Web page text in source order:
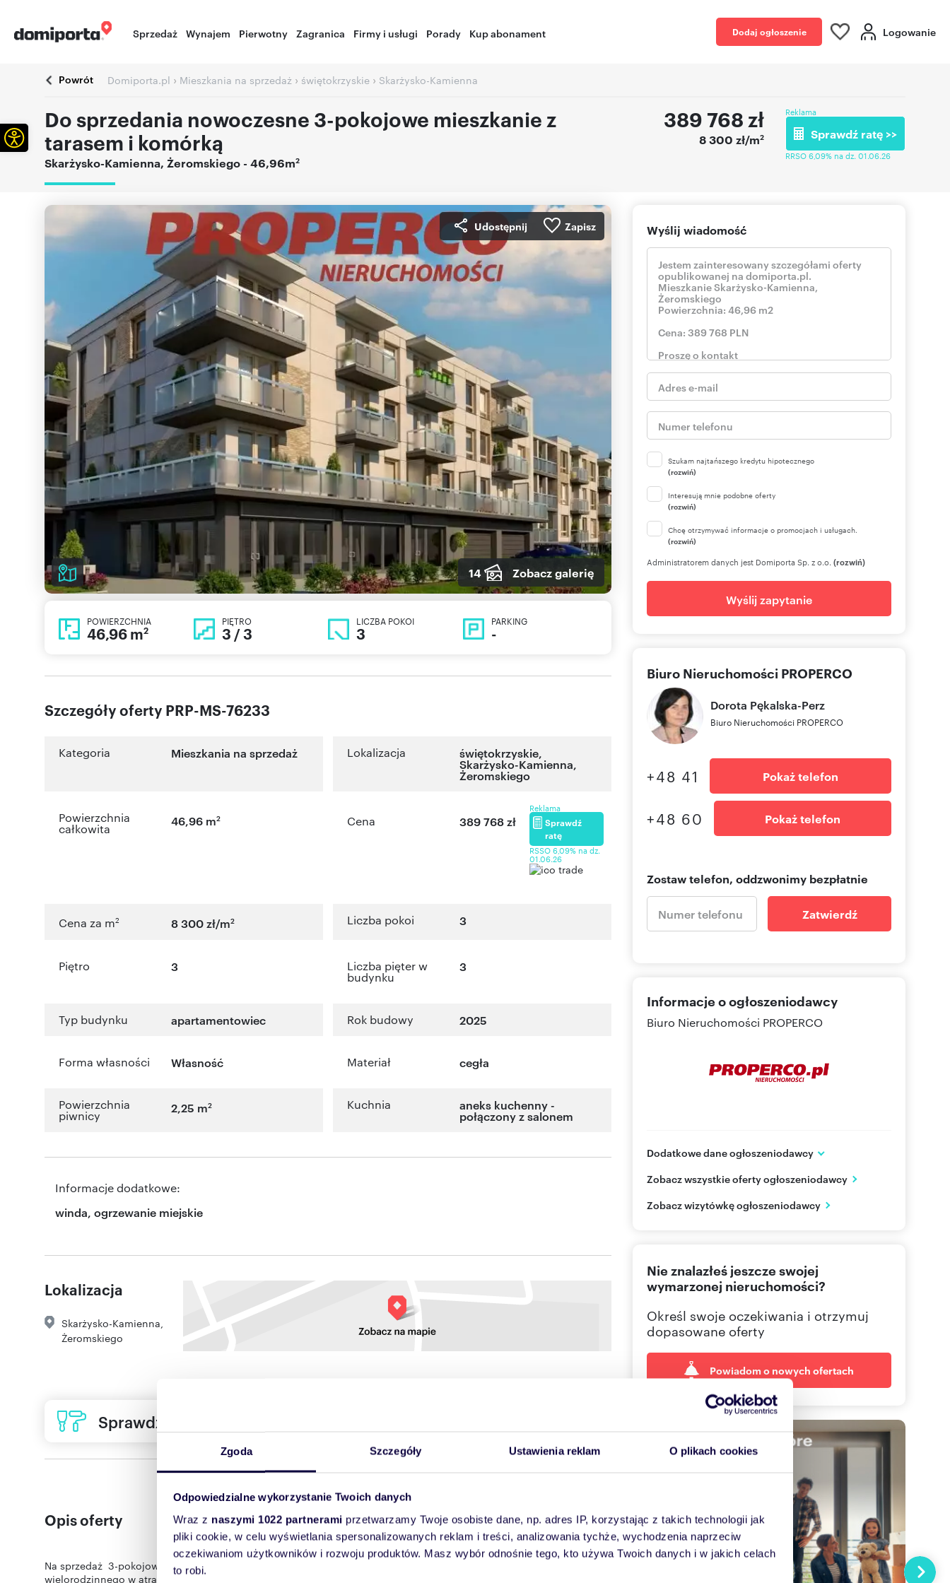
Zgoda Szczegóły Ustawienia reklam O plikach cookies
Odpowiedzialne wykorzystanie Twoich danych
Wraz z naszymi 1022 partnerami przetwarzamy Twoje osobiste dane, np. adres IP, korzystając z takich technologii jak
pliki cookie, w celu wyświetlania spersonalizowanych reklam i treści, analizowania tychże, wychodzenia naprzeciw
oczekiwaniom użytkowników i rozwoju produktów. Masz wybór odnośnie tego, kto używa Twoich danych i w jakich celach
to robi.
Sprzedaż Wynajem Pierwotny Zagranica Firmy i usługi Porady Kup abonament Dodaj ogłoszenie Logowanie
Powrót Domiporta.pl › Mieszkania na sprzedaż › świętokrzyskie › Skarżysko-Kamienna
Do sprzedania nowoczesne 3-pokojowe mieszkanie z
tarasem i komórką
Skarżysko-Kamienna, Żeromskiego - 46,96m2
389 768 zł
8 300 zł/m2
Reklama
Sprawdź ratę >>
RRSO 6,09% na dz. 01.06.26
Udostępnij Zapisz
14 Zobacz galerię
POWIERZCHNIA
46,96 m2
PIĘTRO
3 / 3
LICZBA POKOI
3
PARKING
-
Szczegóły oferty PRP-MS-76233
Kategoria Mieszkania na sprzedaż Lokalizacja świętokrzyskie,
Skarżysko-Kamienna,
Żeromskiego
Powierzchnia
całkowita
46,96 m2 Cena 389 768 zł
Reklama
Sprawdź
ratę
RSSO 6,09% na dz.
01.06.26
Cena za m2 8 300 zł/m2 Liczba pokoi 3
Piętro 3 Liczba pięter w
budynku
3
Typ budynku apartamentowiec Rok budowy 2025
Forma własności Własność Materiał cegła
Powierzchnia
piwnicy
2,25 m2 Kuchnia aneks kuchenny -
połączony z salonem
Informacje dodatkowe:
winda, ogrzewanie miejskie
Lokalizacja
Skarżysko-Kamienna
Żeromskiego
Sprawdź ofertę usług remontowych
Opis oferty
Na sprzedaż 3-pokojowe mieszkanie o powierzchni 46,96 m² , usytuowane na 3 piętrze nowoczesnego budynku
wielorodzinnego w atrakcyjnej lokalizacji - w Skarżysku-Kamiennej przy ul. Żeromskiego, niedaleko centrum miasta.
Wyślij wiadomość
Szukam najtańszego kredytu hipotecznego
(rozwiń)
Interesują mnie podobne oferty
(rozwiń)
Chcę otrzymywać informacje o promocjach i usługach.
(rozwiń)
Administratorem danych jest Domiporta Sp. z o.o. (rozwiń)
Wyślij zapytanie
Biuro Nieruchomości PROPERCO
Dorota Pękalska-Perz
Biuro Nieruchomości PROPERCO
+48 41 Pokaż telefon
+48 60 Pokaż telefon
Zostaw telefon, oddzwonimy bezpłatnie
Zatwierdź
Informacje o ogłoszeniodawcy
Biuro Nieruchomości PROPERCO
Dodatkowe dane ogłoszeniodawcy
Kielce
PL
Zobacz wszystkie oferty ogłoszeniodawcy
Zobacz wizytówkę ogłoszeniodawcy
Nie znalazłeś jeszcze swojej
wymarzonej nieruchomości?
Określ swoje oczekiwania i otrzymuj
dopasowane oferty
Powiadom o nowych ofertach
Otwórz pasek narzędzi